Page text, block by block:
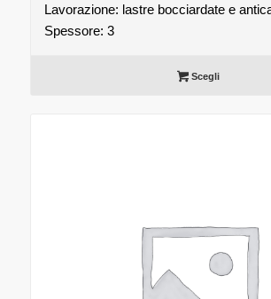
Lavorazione: lastre bocciardate e
Spessore: 3
Scegli